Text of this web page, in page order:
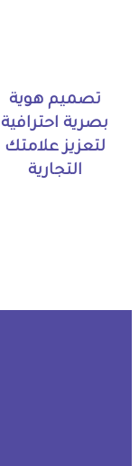
تصميم هوية
بصرية احترافية
لتعزيز علامتك
التجارية